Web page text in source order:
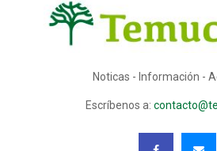
Noticas - Información -
Escríbenos a: